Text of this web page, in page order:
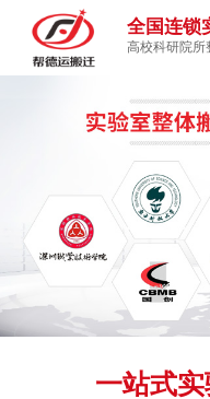
全国连锁
高校科研院所
一站式